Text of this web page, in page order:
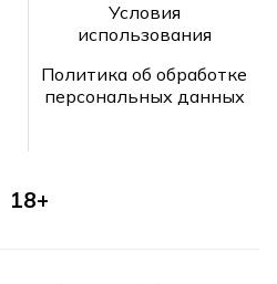
Условия
использования
Политика об обработке
персональных данных
18+